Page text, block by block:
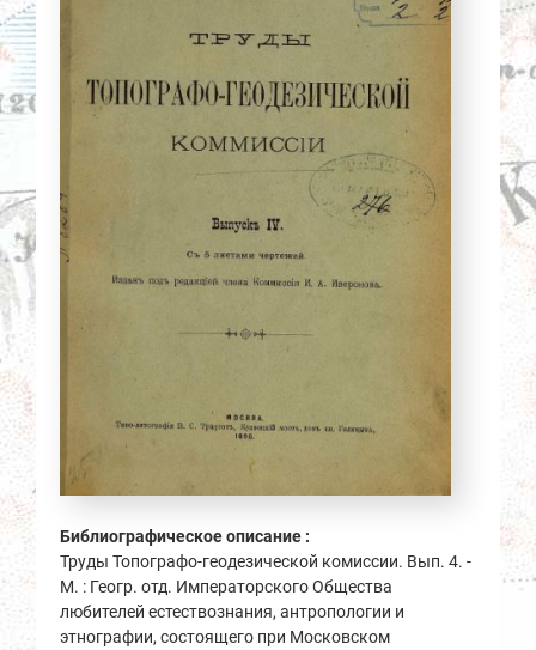
Партнеры
Библиографическое описание :
Труды Топографо-геодезической комиссии. Вып. 4. -
М. : Геогр. отд. Императорского Общества
любителей естествознания, антропологии и
этнографии, состоящего при Московском